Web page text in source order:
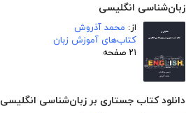
زبان‌شناسی انگلیسی
از: محمد آذروش
کتاب‌های آموزش زبان
۲۱ صفحه
دانلود کتاب جستاری بر زبان‌شناسی انگلیسی